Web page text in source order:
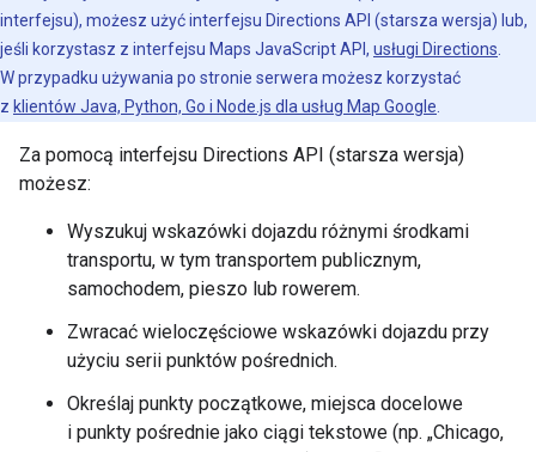
interfejsu), możesz użyć interfejsu Directions API (starsza wersja) lub,
jeśli korzystasz z interfejsu Maps JavaScript API, usługi Directions
W przypadku używania po stronie serwera możesz korzystać
z klientów Java, Python, Go i Node.js dla usług Map Google
Za pomocą interfejsu Directions API (starsza wersja)
możesz:
Wyszukuj wskazówki dojazdu różnymi środkami
transportu, w tym transportem publicznym,
samochodem, pieszo lub rowerem.
Zwracać wieloczęściowe wskazówki dojazdu przy
użyciu serii punktów pośrednich.
Określaj punkty początkowe, miejsca docelowe
i punkty pośrednie jako ciągi tekstowe (np. „Chicago,